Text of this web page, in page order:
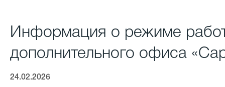
Информация о режиме
дополнительного офиса
24.02.2026